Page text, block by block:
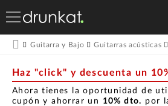
Guitarra y Bajo Guitarras acústicas
Haz "click" y descuenta un
Ahora tienes la oportunidad de
cupón y ahorrar un 10% dto. por